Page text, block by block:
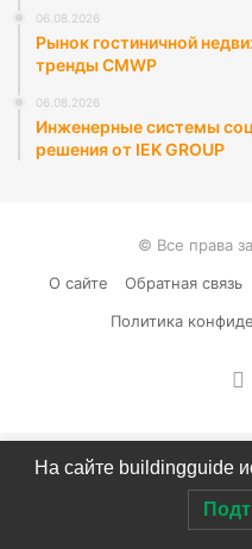
06.08.2026
Рынок гостиничной
тренды CMWP
06.08.2026
Инженерные системы
решения от IEK GROUP
© Все права
О сайте
Обратная связь
Политика
На сайте buildingguide